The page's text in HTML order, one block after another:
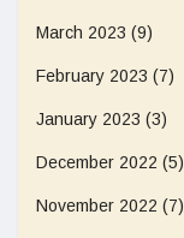
March 2023 (9)
February 2023 (7)
January 2023 (3)
December 2022 (5)
November 2022 (7)